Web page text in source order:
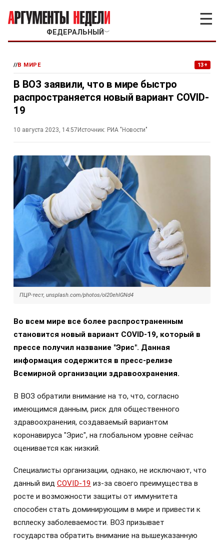
ФЕДЕРАЛЬНЫЙ ﹀
☰
//В МИРЕ 13+
В ВОЗ заявили, что в мире быстро
распространяется новый вариант COVID-
19
10 августа 2023, 14:57 Источник: РИА "Новости"
ПЦР-тест, unsplash.com/photos/oI20ehIGNd4
Во всем мире все более распространенным
становится новый вариант COVID-19, который в
прессе получил название "Эрис". Данная
информация содержится в пресс-релизе
Всемирной организации здравоохранения.
В ВОЗ обратили внимание на то, что, согласно
имеющимся данным, риск для общественного
здравоохранения, создаваемый вариантом
коронавируса "Эрис", на глобальном уровне сейчас
оценивается как низкий.
Специалисты организации, однако, не исключают, что
данный вид COVID-19 из-за своего преимущества в
росте и возможности защиты от иммунитета
способен стать доминирующим в мире и привести к
всплеску заболеваемости. ВОЗ призывает
государства обратить внимание на вышеуказанную